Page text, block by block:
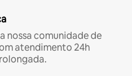
nossa comunidade de
atendimento 24h